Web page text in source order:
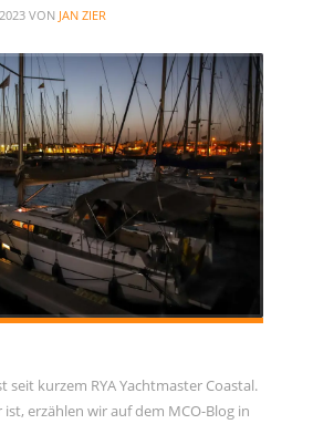
VON JAN ZIER
seit kurzem RYA Yachtmaster Coastal.
ist, erzählen wir auf dem MCO-Blog in